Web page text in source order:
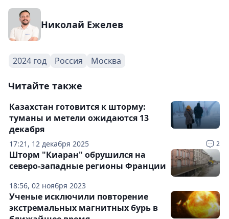
Николай Ежелев
2024 год Россия Москва
Читайте также
17:21, 12 декабря 2025 2
Казахстан готовится к шторму:
туманы и метели ожидаются 13
декабря
18:56, 02 ноября 2023
Шторм "Киаран" обрушился на
северо-западные регионы Франции
Ученые исключили повторение
экстремальных магнитных бурь в